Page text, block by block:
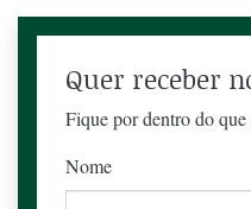
Quer receber
Fique por dentro do que
Nome